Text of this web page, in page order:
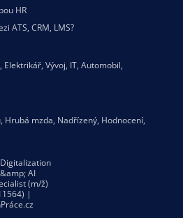
HR
ATS, CRM, LMS?
, Elektrikář, Vývoj, IT, Automobil,
, Hrubá mzda, Nadřízený, Hodnocení,